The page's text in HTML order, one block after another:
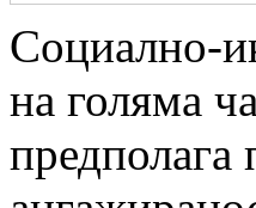
Социално-
на голяма
предполага